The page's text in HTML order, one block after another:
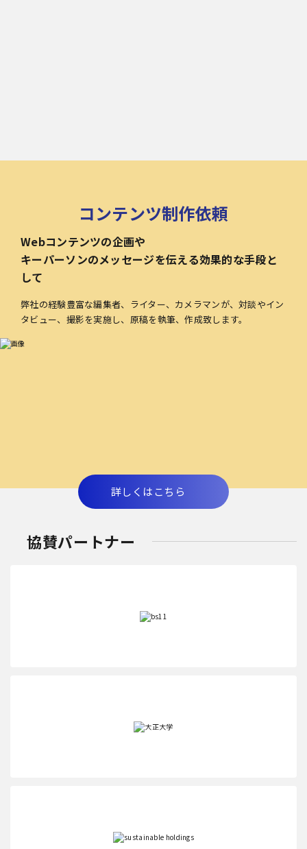
コンテンツ制作依頼
Webコンテンツの企画や
キーパーソンのメッセージを伝える効果的な手段と
して
弊社の経験豊富な編集者、ライター、カメラマンが、対談やイン
タビュー、撮影を実施し、原稿を執筆、作成致します。
詳しくはこちら
協賛パートナー